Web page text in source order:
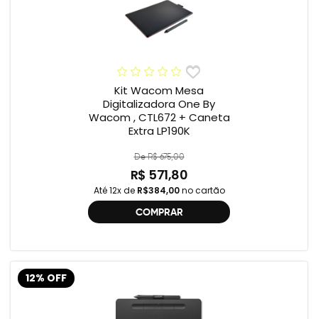
Kit Wacom Mesa
Digitalizadora One By
Wacom , CTL672 + Caneta
Extra LP190K
De R$ 675,00
R$ 571,80
Até 12x de R$384,00no cartão
COMPRAR
12% OFF